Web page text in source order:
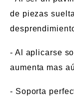
de piezas
- Al aplicarse
aumenta mas
- Soporta